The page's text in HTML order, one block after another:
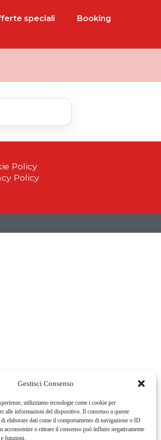
Gestisci Consenso
utilizziamo tecnologie come i cookie per
alle informazioni del dispositivo. Il consenso a queste
elaborare dati come il comportamento di navigazione o ID
acconsentire o ritirare il consenso può influire negativamente
e funzioni.
speciali Booking
Policy
Policy